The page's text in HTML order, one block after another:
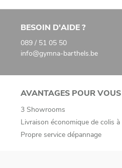
BESOIN D'AIDE ?
089 / 51 05 50
info@gymna-barthels.be
AVANTAGES POUR VOUS
3 Showrooms
Livraison économique de colis
Propre service dépannage